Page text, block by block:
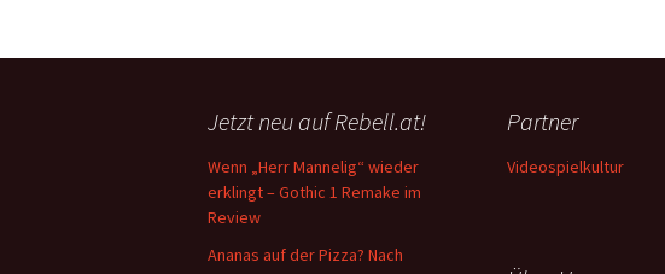
Jetzt neu auf Rebell.at!
Wenn „Herr Mannelig“ wieder
erklingt – Gothic 1 Remake im
Review
Ananas auf der Pizza? Nach
Partner
Videospielkultur